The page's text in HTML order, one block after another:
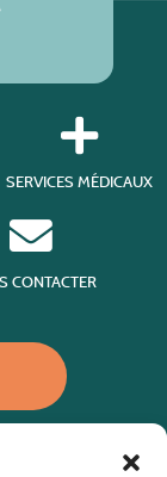
SERVICES MÉDICAUX
CONTACTER